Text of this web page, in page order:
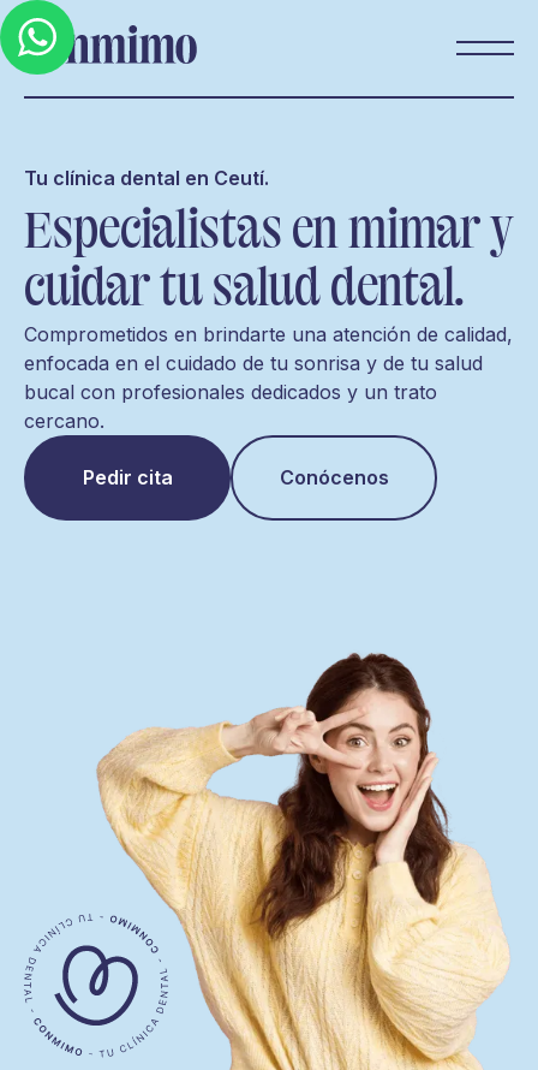
Tu clínica dental en Ceutí.
Especialistas en mimar y
cuidar tu salud dental.
Comprometidos en brindarte una atención de calidad,
enfocada en el cuidado de tu sonrisa y de tu salud
bucal con profesionales dedicados y un trato
cercano.
Pedir cita Conócenos